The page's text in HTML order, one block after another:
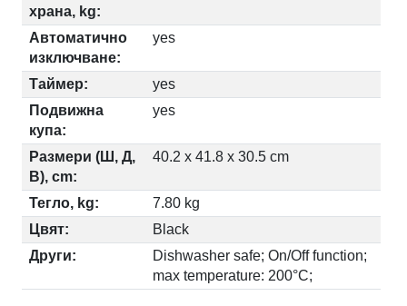
храна, kg:
Автоматично
изключване:
yes
Таймер:
yes
Подвижна
купа:
yes
Размери (Ш, Д,
В), cm:
40.2 x 41.8 x 30.5 cm
Тегло, kg:
7.80 kg
Цвят:
Black
Други:
Dishwasher safe; On/Off function;
max temperature: 200°C;